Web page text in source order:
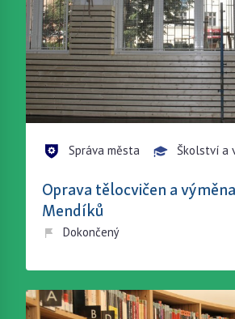
Správa města Školství a
Oprava tělocvičen a
Mendíků
Dokončený